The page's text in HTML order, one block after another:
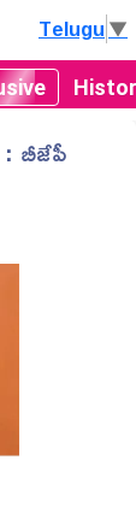
Telugu▼
: బీజేపీ